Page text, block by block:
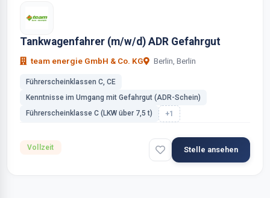
Tankwagenfahrer (m/w/d) ADR Gefahrgut
team energie GmbH & Co. KG Berlin, Berlin
Führerscheinklassen C, CE
Kenntnisse im Umgang mit Gefahrgut (ADR-Schein)
Führerscheinklasse C (LKW über 7,5 t)
+1
Vollzeit Stelle ansehen